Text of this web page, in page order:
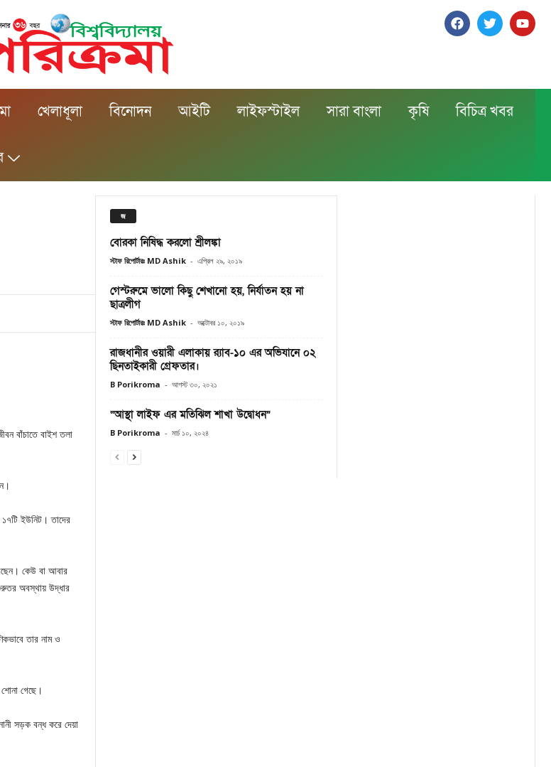
খেলাধূলা বিনোদন আইটি লাইফস্টাইল সারা বাংলা কৃষি বিচিত্র খবর
বাঁচাতে বাইশ তলা
ইউনিট। তাদের
কেউ বা আবার
অবস্থায় উদ্ধার
তার নাম ও
গেছে।
সড়ক বন্ধ করে দেয়া
জ
বোরকা নিষিদ্ধ করলো শ্রীলঙ্কা
স্টাফ রিপোর্টারঃ MD Ashik - এপ্রিল ২৯, ২০১৯
গেস্টরুমে ভালো কিছু শেখানো হয়, নির্যাতন হয় না
ছাত্রলীগ
স্টাফ রিপোর্টারঃ MD Ashik - অক্টোবর ১০, ২০১৯
রাজধানীর ওয়ারী এলাকায় র‌্যাব-১০ এর অভিযানে ০২
ছিনতাইকারী গ্রেফতার।
B Porikroma - আগস্ট ৩০, ২০২১
“আস্থা লাইফ এর মতিঝিল শাখা উদ্বোধন”
B Porikroma - মার্চ ১০, ২০২৪